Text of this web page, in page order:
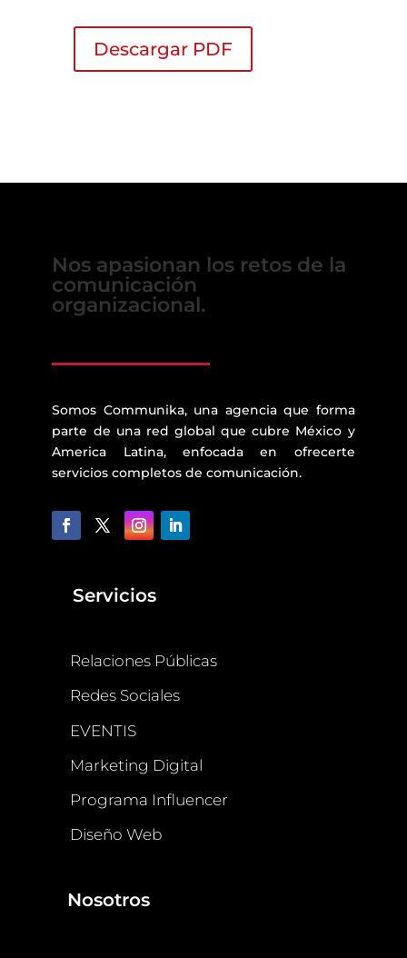
Descargar PDF
Nos apasionan los retos de la
comunicación
organizacional.
Somos Communika, una agencia que forma
parte de una red global que cubre México y
America Latina, enfocada en ofrecerte
servicios completos de comunicación.
Servicios
Relaciones Públicas
Redes Sociales
EVENTIS
Marketing Digital
Programa Influencer
Diseño Web
Nosotros